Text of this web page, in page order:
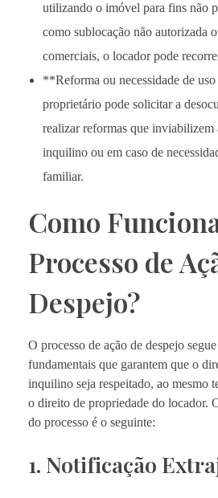
utilizando o imóvel para fins não
como sublocação não autorizada
comerciais, o locador pode
**Reforma ou necessidade de
proprietário pode solicitar a
realizar reformas que inviabilizem
inquilino ou em caso de
familiar.
Como
Processo de
Despejo?
O processo de ação de despejo
fundamentais que garantem que o
inquilino seja respeitado, ao mesmo
o direito de propriedade do locador.
do processo é o seguinte:
1. Notificação